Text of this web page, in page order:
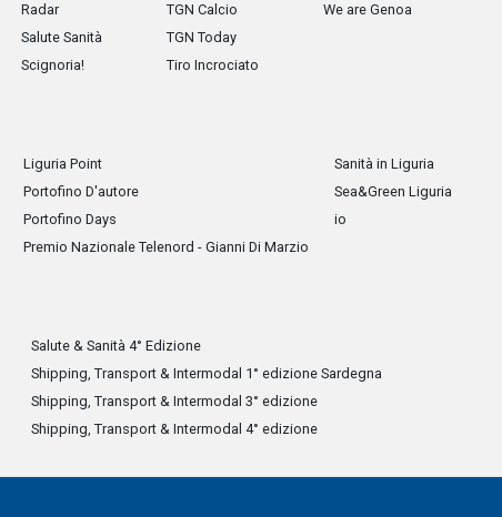
Radar
Salute Sanità
Scignoria!
TGN Calcio
TGN Today
Tiro Incrociato
We are Genoa
Liguria Point
Portofino D'autore
Portofino Days
Premio Nazionale Telenord - Gianni Di Marzio
Sanità in Liguria
Sea&Green Liguria
io
Salute & Sanità 4° Edizione
Shipping, Transport & Intermodal 1° edizione Sardegna
Shipping, Transport & Intermodal 3° edizione
Shipping, Transport & Intermodal 4° edizione